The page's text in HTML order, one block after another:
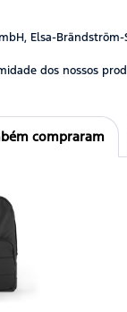
Elsa-
dos nossos
compraram